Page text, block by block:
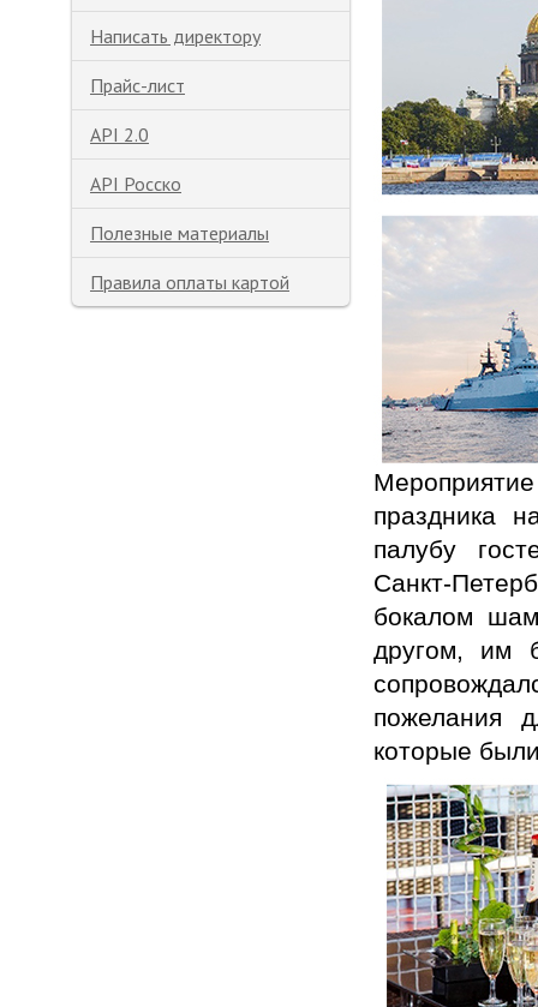
Написать директору
Прайс-лист
API 2.0
API Росско
Полезные материалы
Правила оплаты картой
праздника
палубу
Санкт-
бокалом
другом, им
пожелания
которые